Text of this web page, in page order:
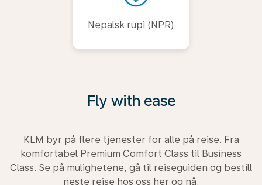
Nepalsk rupi (NPR)
Fly with ease
KLM byr på flere tjenester for alle på reise. Fra
komfortabel Premium Comfort Class til Business
Class. Se på mulighetene, gå til reiseguiden og bestill
neste reise hos oss her og nå.